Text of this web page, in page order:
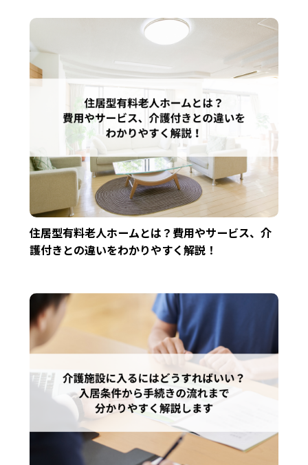
住居型有料老人ホームとは？費用やサービス、介
護付きとの違いをわかりやすく解説！